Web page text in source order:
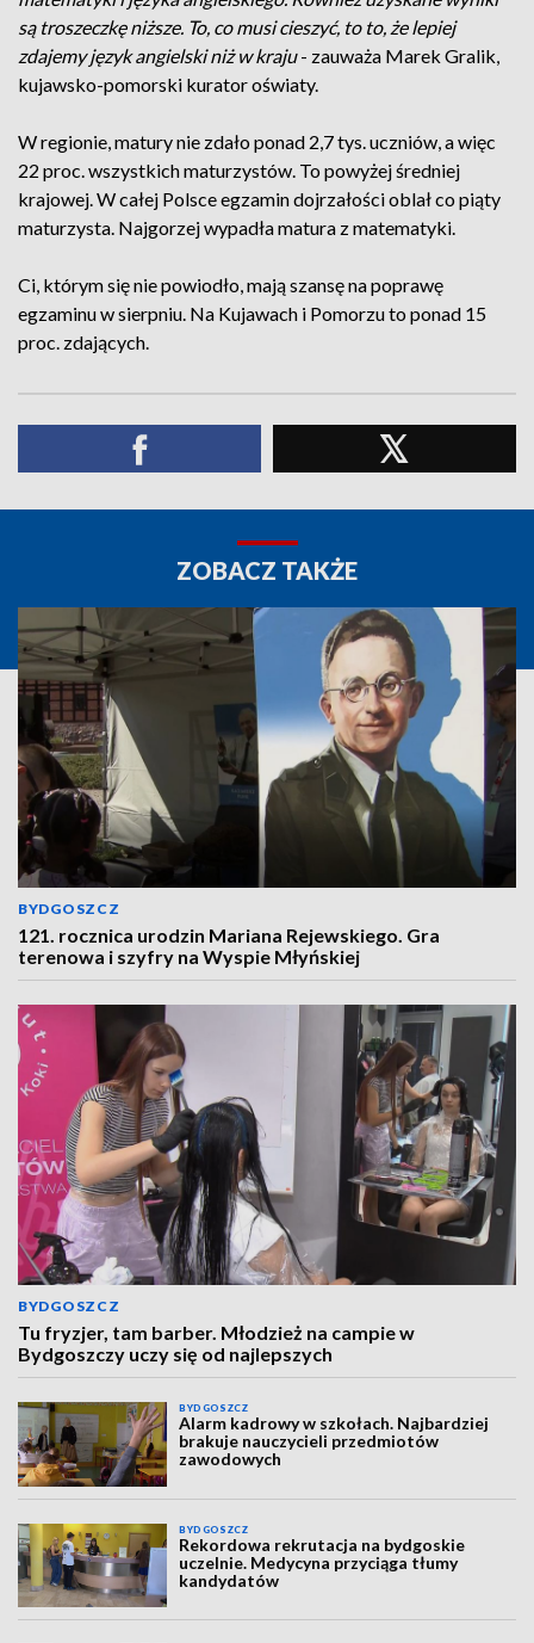
są troszeczkę niższe. To, co musi cieszyć, to to, że lepiej
zdajemy język angielski niż w kraju- zauważa Marek Gralik,
kujawsko-pomorski kurator oświaty.
W regionie, matury nie zdało ponad 2,7 tys. uczniów, a więc
22 proc. wszystkich maturzystów. To powyżej średniej
krajowej. W całej Polsce egzamin dojrzałości oblał co piąty
maturzysta. Najgorzej wypadła matura z matematyki.
Ci, którym się nie powiodło, mają szansę na poprawę
egzaminu w sierpniu. Na Kujawach i Pomorzu to ponad 15
proc. zdających.
ZOBACZ TAKŻE
BYDGOSZCZ
121. rocznica urodzin Mariana Rejewskiego. Gra
terenowa i szyfry na Wyspie Młyńskiej
BYDGOSZCZ
Tu fryzjer, tam barber. Młodzież na campie w
Bydgoszczy uczy się od najlepszych
BYDGOSZCZ
Alarm kadrowy w szkołach. Najbardziej
brakuje nauczycieli przedmiotów
zawodowych
BYDGOSZCZ
Rekordowa rekrutacja na bydgoskie
uczelnie. Medycyna przyciąga tłumy
kandydatów